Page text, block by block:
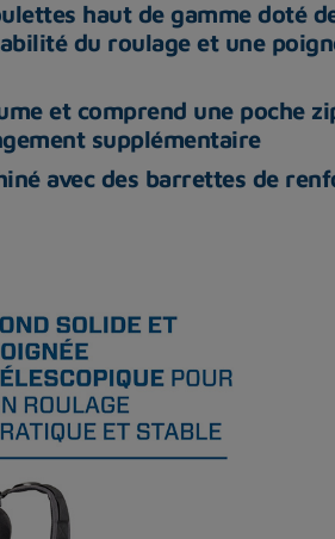
haut de gamme doté
du roulage et une
et comprend une poche
supplémentaire
avec des barrettes de